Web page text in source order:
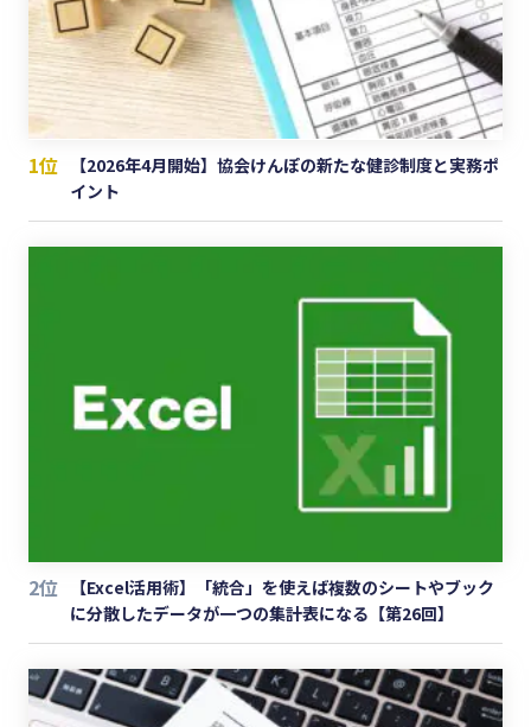
1位
【2026年4月開始】協会けんぽの新たな健診制度と実務ポ
イント
2位
【Excel活用術】「統合」を使えば複数のシートやブック
に分散したデータが一つの集計表になる【第26回】